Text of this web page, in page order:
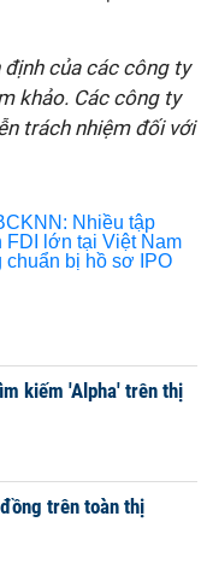
của các công ty
khảo. Các công ty
trách nhiệm đối với
kiếm 'Alpha' trên thị
trên toàn thị